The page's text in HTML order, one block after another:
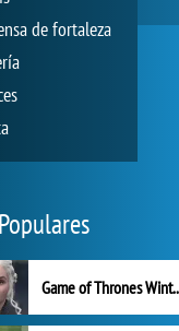
de fortaleza
Game of